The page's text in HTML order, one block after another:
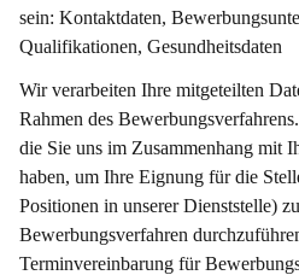
sein: Kontaktdaten,
Qualifikationen, Gesundheitsdaten
Wir verarbeiten Ihre mitgeteilten
Rahmen des
die Sie uns im Zusammenhang mit
haben, um Ihre Eignung für die
Positionen in unserer Dienststelle)
Bewerbungsverfahren
Terminvereinbarung für